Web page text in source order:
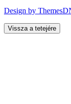
Design by
Vissza a tetejére